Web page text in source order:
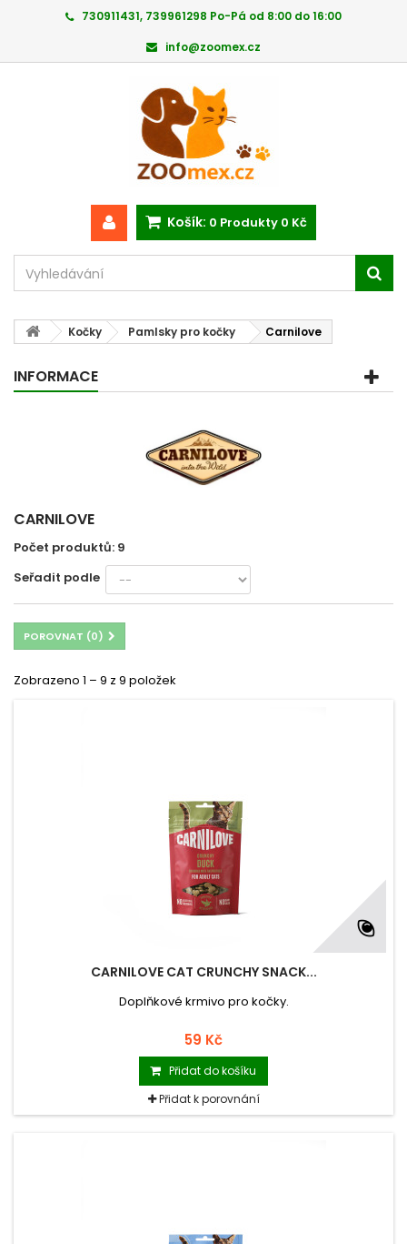
730911431, 739961298 Po-Pá od 8:00 do 16:00
info@zoomex.cz
Košík: 0 Produkty 0 Kč
Kočky Pamlsky pro kočky Carnilove
INFORMACE
CARNILOVE
Počet produktů: 9
Seřadit podle
POROVNAT (0)
Zobrazeno 1 – 9 z 9 položek
CARNILOVE CAT CRUNCHY SNACK...
Doplňkové krmivo pro kočky.
59 Kč
Přidat do košíku
Přidat k porovnání